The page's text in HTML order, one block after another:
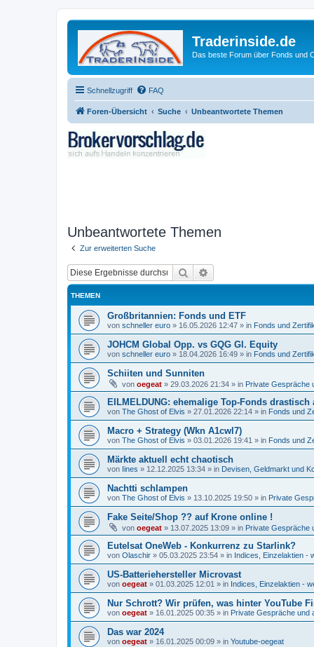
Traderinside.de
Das beste Forum über Fonds und
Schnellzugriff FAQ
Foren-Übersicht Suche Unbeantwortete Themen
Unbeantwortete Themen
Zur erweiterten Suche
Suche
THEMEN
Großbritannien: Fonds und ETF
von schneller euro » 16.05.2026 12:47 » in Fonds und
JOHCM Global Opp. vs GQG Gl. Equity
von schneller euro » 18.04.2026 16:49 » in Fonds und
Schiiten und Sunniten
von oegeat » 29.03.2026 21:34 » in Private Gespräche
EILMELDUNG: ehemalige Top-Fonds
von The Ghost of Elvis » 27.01.2026 22:14 » in Fonds und
Macro + Strategy (Wkn A1cwl7)
von The Ghost of Elvis » 03.01.2026 19:41 » in Fonds und
Märkte aktuell echt chaotisch
von Iines » 12.12.2025 13:34 » in Devisen, Geldmarkt und
Nachtti schlampen
von The Ghost of Elvis » 13.10.2025 19:50 » in Private
Fake Seite/Shop ?? auf Krone online !
von oegeat » 13.07.2025 13:09 » in Private Gespräche
Eutelsat OneWeb - Konkurrenz zu Starlink?
von Olaschir » 05.03.2025 23:54 » in Indices, Einzelaktien -
US-Batteriehersteller Microvast
von oegeat » 01.03.2025 12:01 » in Indices, Einzelaktien -
Nur Schrott? Wir prüfen, was hinter YouTube
von oegeat » 16.01.2025 00:35 » in Private Gespräche und
Das war 2024
von oegeat » 16.01.2025 00:09 » in Youtube-oegeat